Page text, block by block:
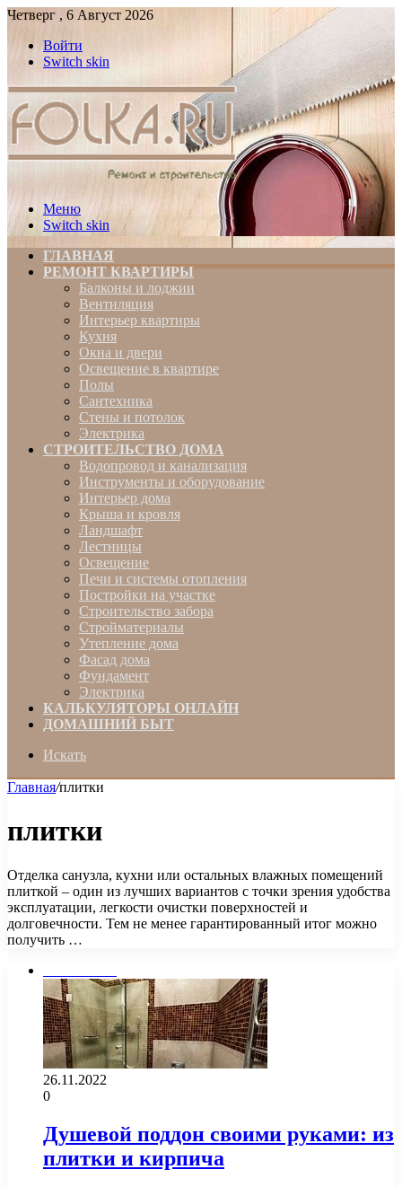
Четверг , 6 Август 2026
Войти
Switch skin
Меню
Switch skin
ГЛАВНАЯ
РЕМОНТ КВАРТИРЫ
Балконы и лоджии
Вентиляция
Интерьер квартиры
Кухня
Окна и двери
Освещение в квартире
Полы
Сантехника
Стены и потолок
Электрика
СТРОИТЕЛЬСТВО ДОМА
Водопровод и канализация
Инструменты и оборудование
Интерьер дома
Крыша и кровля
Ландшафт
Лестницы
Освещение
Печи и системы отопления
Постройки на участке
Строительство забора
Стройматериалы
Утепление дома
Фасад дома
Фундамент
Электрика
КАЛЬКУЛЯТОРЫ ОНЛАЙН
ДОМАШНИЙ БЫТ
Искать
Главная/плитки
плитки
Отделка санузла, кухни или остальных влажных помещений
плиткой – один из лучших вариантов с точки зрения удобства
эксплуатации, легкости очистки поверхностей и
долговечности. Тем не менее гарантированный итог можно
получить …
26.11.2022
0
Душевой поддон своими руками: из
плитки и кирпича